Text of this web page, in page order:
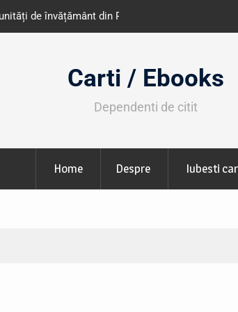
din România
octombrie
Carti / Ebooks
Dependenti de citit
Home Despre Iubesti